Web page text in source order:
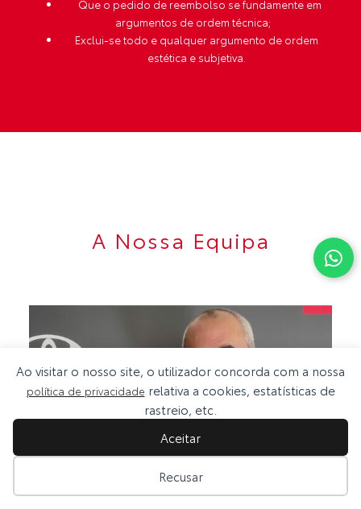
Ao visitar o nosso site, o utilizador concorda com a nossa
política de privacidade relativa a cookies, estatísticas de
rastreio, etc.
Aceitar
Recusar
Que o pedido de reembolso se fundamente em
argumentos de ordem técnica;
Exclui-se todo e qualquer argumento de ordem
estética e subjetiva.
A Nossa Equipa